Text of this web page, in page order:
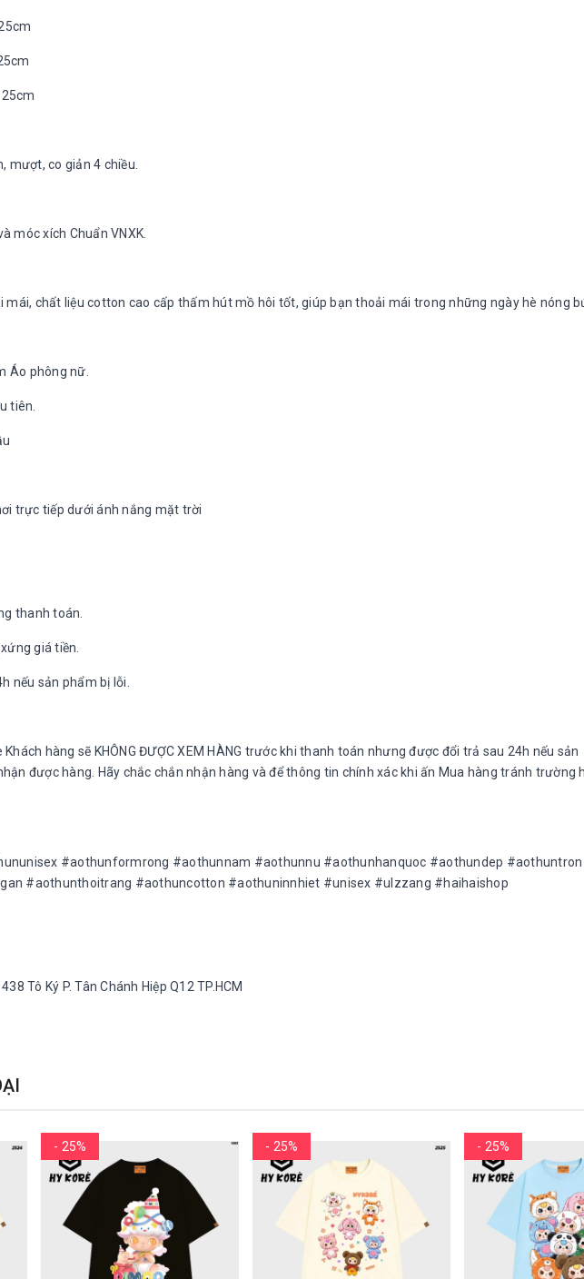
mượt, co giản 4 chiều.
móc xích Chuẩn VNXK.
mái, chất liệu cotton cao cấp thấm hút mồ hôi tốt, giúp bạn thoải mái trong những ngày hè nóng
Áo phông nữ.
tiên.
trực tiếp dưới ánh nắng mặt trời
thanh toán.
giá tiền.
nếu sản phẩm bị lỗi.
hàng sẽ KHÔNG ĐƯỢC XEM HÀNG trước khi thanh toán nhưng được đổi trả sau 24h nếu sản
được hàng. Hãy chắc chắn nhận hàng và để thông tin chính xác khi ấn Mua hàng tránh trường
#aothunformrong #aothunnam #aothunnu #aothunhanquoc #aothundep #aothuntron
#aothunthoitrang #aothuncotton #aothuninnhiet #unisex #ulzzang #haihaishop
Tô Ký P. Tân Chánh Hiệp Q12 TP.HCM
- 25% - 25% - 25%